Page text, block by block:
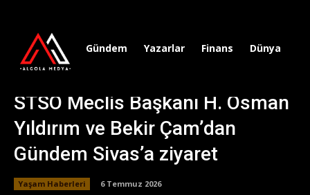
Gündem Yazarlar Finans Dünya
STSO Meclis Başkanı H. Osman
Yıldırım ve Bekir Çam’dan
Gündem Sivas’a ziyaret
Yaşam Haberleri 6 Temmuz 2026